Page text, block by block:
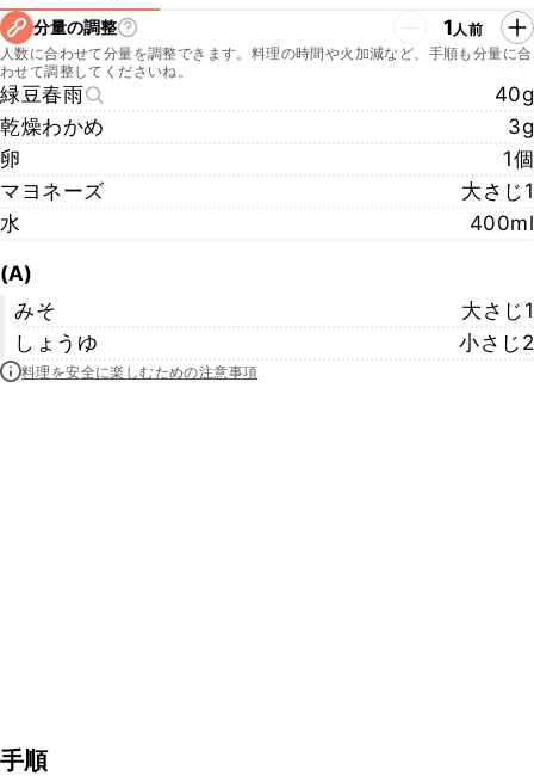
分量の調整 1人前
人数に合わせて分量を調整できます。料理の時間や火加減など、手順も分量に合
わせて調整してくださいね。
緑豆春雨
40g
乾燥わかめ
3g
卵
1個
マヨネーズ
大さじ1
水
400ml
(A)
みそ
大さじ1
しょうゆ
小さじ2
料理を安全に楽しむための注意事項
手順